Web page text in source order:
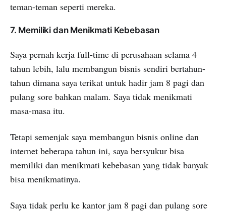
teman-teman seperti mereka.
7. Memiliki dan Menikmati Kebebasan
Saya pernah kerja full-time di perusahaan selama 4
tahun lebih, lalu membangun bisnis sendiri bertahun-
tahun dimana saya terikat untuk hadir jam 8 pagi dan
pulang sore bahkan malam. Saya tidak menikmati
masa-masa itu.
Tetapi semenjak saya membangun bisnis online dan
internet beberapa tahun ini, saya bersyukur bisa
memiliki dan menikmati kebebasan yang tidak banyak
bisa menikmatinya.
Saya tidak perlu ke kantor jam 8 pagi dan pulang sore